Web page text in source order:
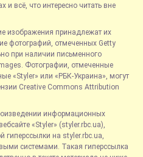
всё, что интересно читать вне
изображения принадлежат их
фотографий, отмеченных Getty
при наличии письменного
Фотографии, отмеченные
«Styler» или «РБК-Украина», могут
Creative Commons Attribution
информационных
«Styler» (styler.rbc.ua),
гиперссылки на styler.rbc.ua,
системами. Такая гиперссылка